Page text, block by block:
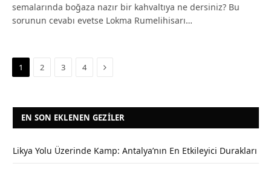
semalarında boğaza nazır bir kahvaltıya ne dersiniz? Bu
sorunun cevabı evetse Lokma Rumelihisarı…
1 2 3 4 Next
EN SON EKLENEN GEZILER
Likya Yolu Üzerinde Kamp: Antalya’nın En Etkileyici Durakları